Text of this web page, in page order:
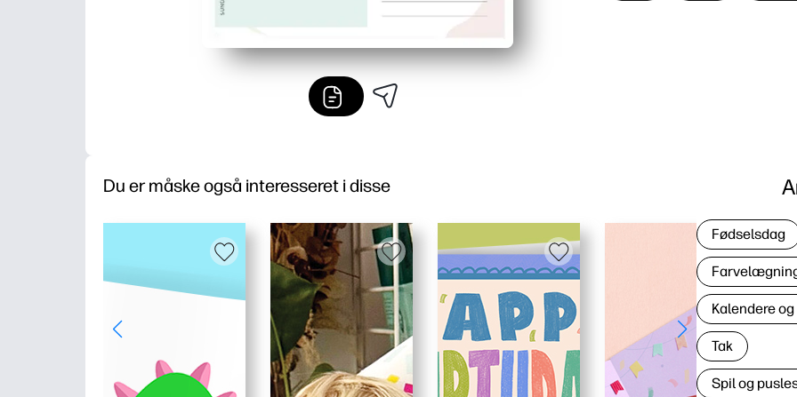
Du er måske også interesseret i disse
Fødselsdag
Kalendere
Tak
Spil og